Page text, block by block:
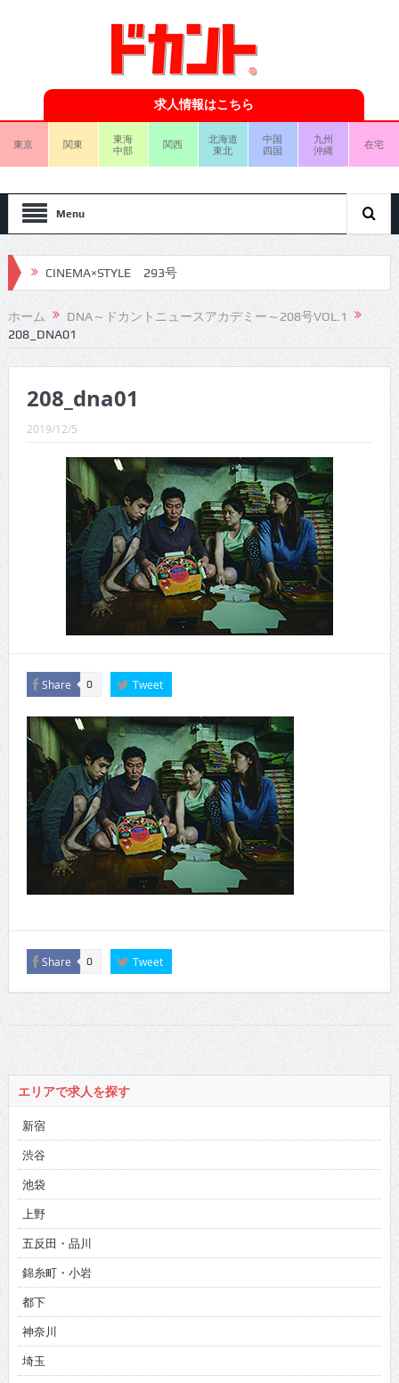
求人情報はこちら
東京 関東
東海
中部
関西
北海道
東北
中国
四国
九州
沖縄
在宅
Menu
CINEMA×STYLE 293号
CINEMA×STYLE 292号
CINEMA×STYLE 291号
CINEMA×STYLE 289号
CINEMA×STYLE 287号
CINEMA×STYLE 286号
CINEMA×STYLE 285号
CINEMA×STYLE 294号
ホーム
DNA～ドカントニュースアカデミー～208号VOL.1
208_DNA01
208_dna01
2019/12/5
Share 0 Tweet
Share 0 Tweet
エリアで求人を探す
新宿
渋谷
池袋
上野
五反田・品川
錦糸町・小岩
都下
神奈川
埼玉